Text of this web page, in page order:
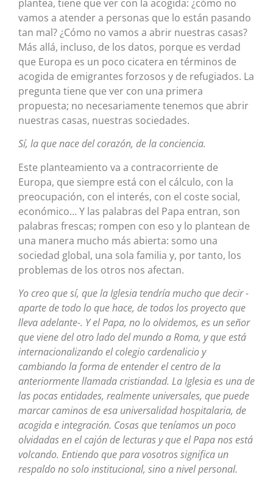
plantea, tiene que ver con la acogida: ¿cómo no
vamos a atender a personas que lo están pasando
tan mal? ¿Cómo no vamos a abrir nuestras casas?
Más allá, incluso, de los datos, porque es verdad
que Europa es un poco cicatera en términos de
acogida de emigrantes forzosos y de refugiados. La
pregunta tiene que ver con una primera
propuesta; no necesariamente tenemos que abrir
nuestras casas, nuestras sociedades.
Sí, la que nace del corazón, de la conciencia.
Este planteamiento va a contracorriente de
Europa, que siempre está con el cálculo, con la
preocupación, con el interés, con el coste social,
económico… Y las palabras del Papa entran, son
palabras frescas; rompen con eso y lo plantean de
una manera mucho más abierta: somo una
sociedad global, una sola familia y, por tanto, los
problemas de los otros nos afectan.
Yo creo que sí, que la Iglesia tendría mucho que decir -
aparte de todo lo que hace, de todos los proyecto que
lleva adelante-. Y el Papa, no lo olvidemos, es un señor
que viene del otro lado del mundo a Roma, y que está
internacionalizando el colegio cardenalicio y
cambiando la forma de entender el centro de la
anteriormente llamada cristiandad. La Iglesia es una de
las pocas entidades, realmente universales, que puede
marcar caminos de esa universalidad hospitalaria, de
acogida e integración. Cosas que teníamos un poco
olvidadas en el cajón de lecturas y que el Papa nos está
volcando. Entiendo que para vosotros significa un
respaldo no solo institucional, sino a nivel personal.